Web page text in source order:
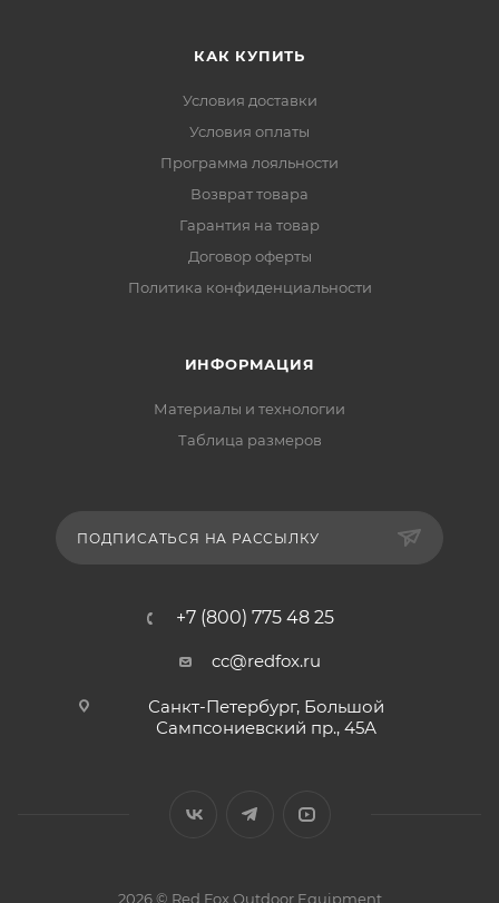
КАК КУПИТЬ
Условия доставки
Условия оплаты
Программа лояльности
Возврат товара
Гарантия на товар
Договор оферты
Политика конфиденциальности
ИНФОРМАЦИЯ
Материалы и технологии
Таблица размеров
ПОДПИСАТЬСЯ НА РАССЫЛКУ
+7 (800) 775 48 25
cc@redfox.ru
Санкт-Петербург, Большой
Сампсониевский пр., 45А
2026 © Red Fox Outdoor Equipment